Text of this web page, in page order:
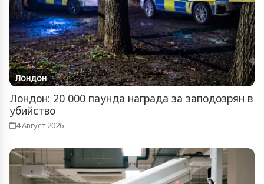
Лондон
Лондон: 20 000 паунда награда за заподозрян в
убийство
4 Август 2026